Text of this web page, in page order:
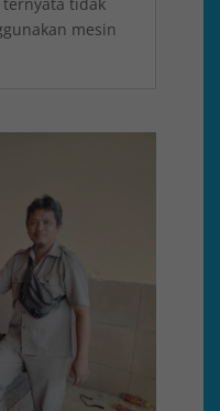
mesin